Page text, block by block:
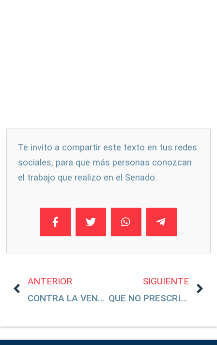
Te invito a compartir este texto en tus redes
sociales, para que más personas conozcan
el trabajo que realizo en el Senado.
ANTERIOR
CONTRA LA VENTA Y COMPRA DE FACTURAS FALSAS
SIGUIENTE
QUE NO PRESCRIBA EL ABUSO SEXUAL A MENORES DE EDAD